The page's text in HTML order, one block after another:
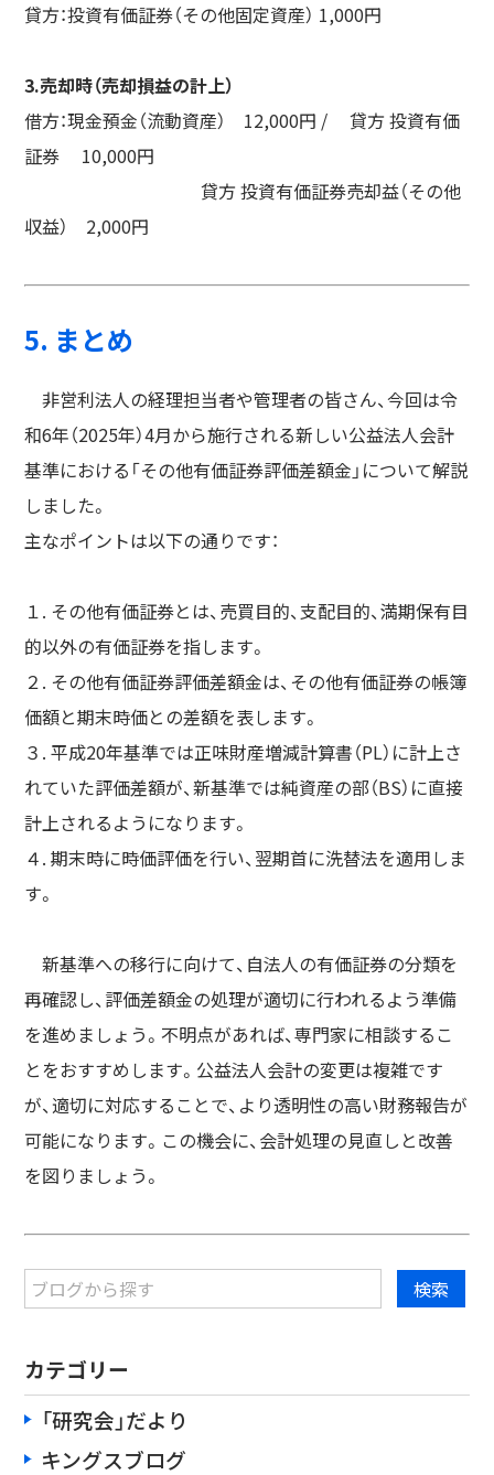
貸方：投資有価証券（その他固定資産） 1,000円
3.売却時（売却損益の計上）
借方：現金預金（流動資産） 12,000円 / 貸方 投資有価
証券 10,000円
貸方 投資有価証券売却益（その他
収益） 2,000円
5. まとめ
非営利法人の経理担当者や管理者の皆さん、今回は令
和6年（2025年）4月から施行される新しい公益法人会計
基準における「その他有価証券評価差額金」について解説
しました。
主なポイントは以下の通りです：
１. その他有価証券とは、売買目的、支配目的、満期保有目
的以外の有価証券を指します。
２. その他有価証券評価差額金は、その他有価証券の帳簿
価額と期末時価との差額を表します。
３. 平成20年基準では正味財産増減計算書（PL）に計上さ
れていた評価差額が、新基準では純資産の部（BS）に直接
計上されるようになります。
４. 期末時に時価評価を行い、翌期首に洗替法を適用しま
す。
新基準への移行に向けて、自法人の有価証券の分類を
再確認し、評価差額金の処理が適切に行われるよう準備
を進めましょう。不明点があれば、専門家に相談するこ
とをおすすめします。公益法人会計の変更は複雑です
が、適切に対応することで、より透明性の高い財務報告が
可能になります。この機会に、会計処理の見直しと改善
を図りましょう。
カテゴリー
「研究会」だより
キングスブログ